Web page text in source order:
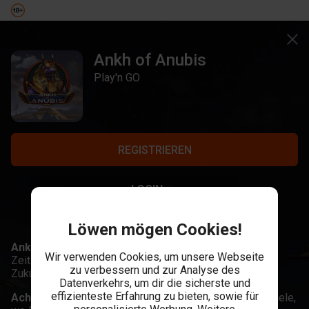
Ankh of Anubis
Play'n GO
REGISTRIEREN
LOGIN
Ankh of Anubis
Zeitlosigkeit der Pyramiden auf die Technologie der
Zukunft trifft!
Achte auf: 3+ Pyramiden-Scatters für bis zu 20 Freispiele,
Löwen mögen Cookies!
Wir verwenden Cookies, um unsere Webseite
zu verbessern und zur Analyse des
Datenverkehrs, um dir die sicherste und
effizienteste Erfahrung zu bieten, sowie für